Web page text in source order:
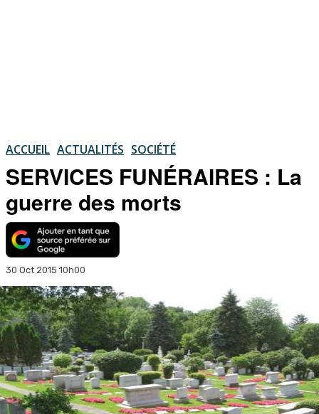
ACCUEIL ACTUALITÉS SOCIÉTÉ
SERVICES FUNÉRAIRES : La
guerre des morts
30 Oct 2015 10h00